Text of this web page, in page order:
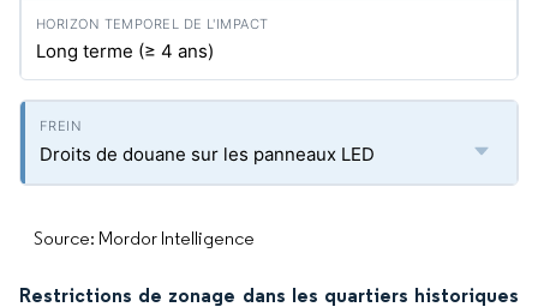
Long terme (≥ 4 ans)
Droits de douane sur les panneaux LED
Source: Mordor Intelligence
Restrictions de zonage dans les quartiers historiques